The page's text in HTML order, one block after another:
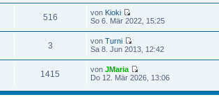
516 von Kioki
So 6. Mär 2022, 15:25
3 vonTurni
Sa 8. Jun 2013, 12:42
1415 vonJMaria
Do 12. Mär 2026, 13:06